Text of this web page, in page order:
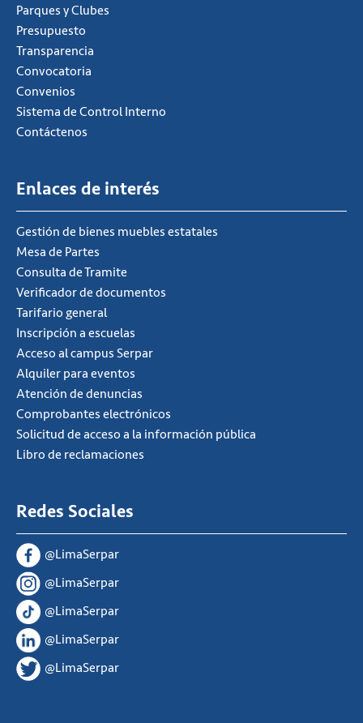
Parques y Clubes
Presupuesto
Transparencia
Convocatoria
Convenios
Sistema de Control Interno
Contáctenos
Enlaces de interés
Gestión de bienes muebles estatales
Mesa de Partes
Consulta de Tramite
Verificador de documentos
Tarifario general
Inscripción a escuelas
Acceso al campus Serpar
Alquiler para eventos
Atención de denuncias
Comprobantes electrónicos
Solicitud de acceso a la información pública
Libro de reclamaciones
Redes Sociales
@LimaSerpar
@LimaSerpar
@LimaSerpar
@LimaSerpar
@LimaSerpar